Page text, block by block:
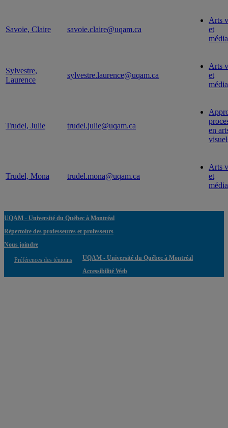
Savoie, Claire savoie.claire@uqam.ca
Arts
et
Sylvestre,
Laurence
sylvestre.laurence@uqam.ca
Arts
et
Trudel, Julie trudel.julie@uqam.ca
en
Trudel, Mona trudel.mona@uqam.ca
Arts
et
UQAM - Université du Québec à Montréal
Répertoire des professeures et professeurs
Nous joindre
Préférences des témoins
UQAM - Université du Québec à Montréal
Accessibilité Web